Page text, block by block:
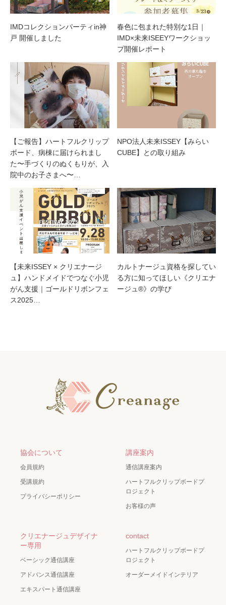
IMDコレクションパーティin神
戸 開催しました
春色に包まれた特別な1日｜
IMD×未来ISEEYワークショッ
プ開催レポート
【ご報告】ハートフルクリップ
ボード、病棟に届けられまし
た〜手づくりのぬくもりが、入
院中のお子さまへ〜…
NPO法人未来ISSEY【みらい
CUBE】との取り組み
【未来ISSEY × クリエナージ
ュ】ハンドメイドでつなぐ小児
がん支援｜ゴールドリボンフェ
ス2025…
カルトナージュ資格を探してい
る方に知ってほしい《クリエナ
ージュ®》の学び
協会について
会員規約
受講規約
プライバシーポリシー
講座案内
通信講座案内
ハートフルクリップボードプ
ロジェクト
お客様の声
クリエナージュデザイナ
ー専用
ベーシック通信講座
アドバンス通信講座
エキスパート通信講座
contact
ハートフルクリップボードプ
ロジェクト
オーダーメイドインテリア